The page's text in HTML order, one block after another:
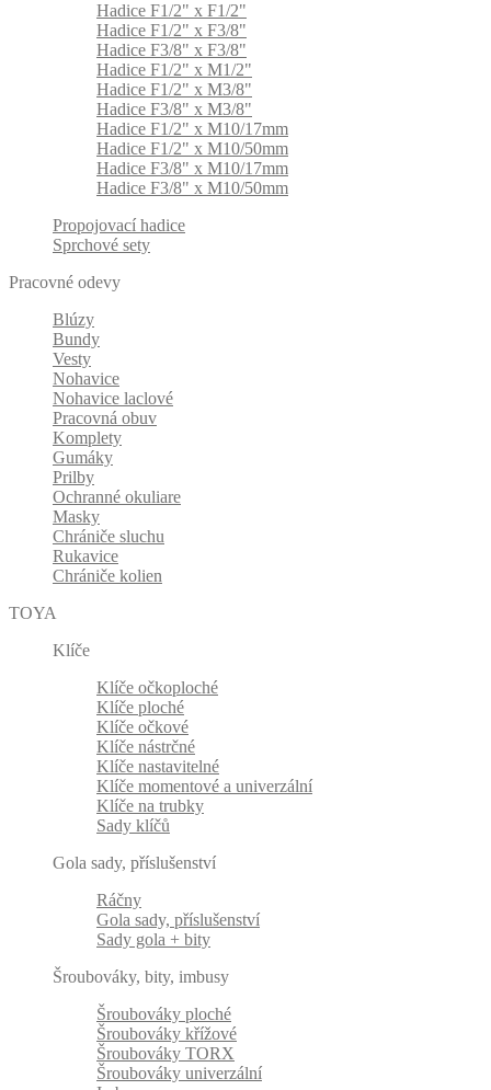
Hadice F1/2" x F1/2"
Hadice F1/2" x F3/8"
Hadice F3/8" x F3/8"
Hadice F1/2" x M1/2"
Hadice F1/2" x M3/8"
Hadice F3/8" x M3/8"
Hadice F1/2" x M10/17mm
Hadice F1/2" x M10/50mm
Hadice F3/8" x M10/17mm
Hadice F3/8" x M10/50mm
Propojovací hadice
Sprchové sety
Pracovné odevy
Blúzy
Bundy
Vesty
Nohavice
Nohavice laclové
Pracovná obuv
Komplety
Gumáky
Prilby
Ochranné okuliare
Masky
Chrániče sluchu
Rukavice
Chrániče kolien
TOYA
Klíče
Klíče očkoploché
Klíče ploché
Klíče očkové
Klíče nástrčné
Klíče nastavitelné
Klíče momentové a univerzální
Klíče na trubky
Sady klíčů
Gola sady, příslušenství
Ráčny
Gola sady, příslušenství
Sady gola + bity
Šroubováky, bity, imbusy
Šroubováky ploché
Šroubováky křížové
Šroubováky TORX
Šroubováky univerzální